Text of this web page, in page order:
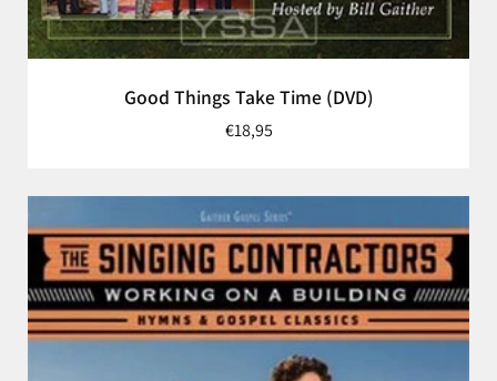
Good Things Take Time (DVD)
€18,95